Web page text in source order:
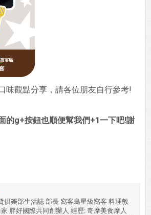
味觀點分享，請各位朋友自行參考!
的g+按鈕也順便幫我們+1一下吧!謝
俱樂部生活誌 部長 窩客島星級窩客 料理教
胖好國際共同創辦人 經歷: 奇摩美食摩人